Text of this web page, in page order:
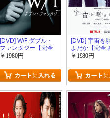
[DVD] W/F ダブル・
ファンタジー【完全
版】(初回生産限定版)
￥1980円
[DVD] 宇宙を
よだか【完全
回生産限定版)
￥1980円